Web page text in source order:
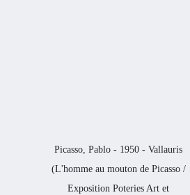
Picasso, Pablo - 1950 - Vallauris
(L'homme au mouton de Picasso /
Exposition Poteries Art et